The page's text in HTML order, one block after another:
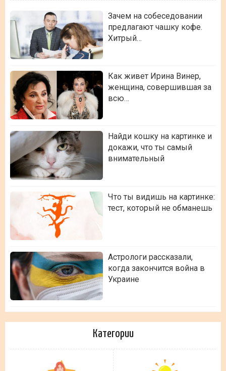
Зачем на собеседовании
предлагают чашку кофе.
Хитрый…
Как живет Ирина Винер,
женщина, совершившая за
всю…
Найди кошку на картинке и
докажи, что ты самый
внимательный
Что ты видишь на картинке:
тест, который не обманешь
Астрологи рассказали,
когда закончится война в
Украине
Категории